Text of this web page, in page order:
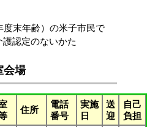
度末年齢）の米子市民で
認定のないかた
会場
住所
電話
番号
実施
日
送
迎
自己
負担